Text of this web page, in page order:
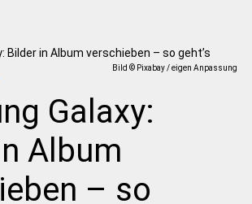
Bild © Pixabay / eigen Anpassung
Galaxy:
Album
– so